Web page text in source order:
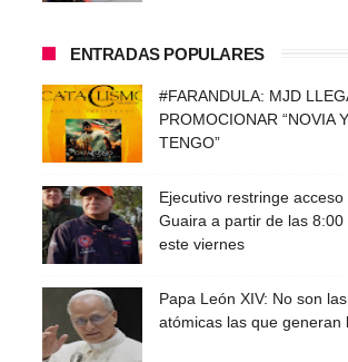
ENTRADAS POPULARES
#FARANDULA: MJD
PROMOCIONAR “NOVIA
TENGO”
Ejecutivo restringe acceso
Guaira a partir de las 8:00
este viernes
Papa León XIV: No son
atómicas las que generan